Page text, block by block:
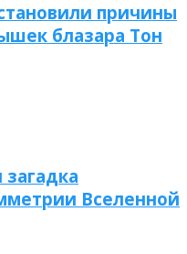
причины
блазара Тон
Вселенной